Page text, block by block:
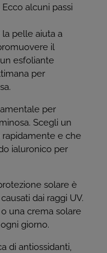
alcuni passi
la pelle aiuta a
il
esfoliante
per
per
Scegli un
rapidamente e che
ialuronico per
solare è
dai raggi UV.
una crema solare
giorno.
di antiossidanti,